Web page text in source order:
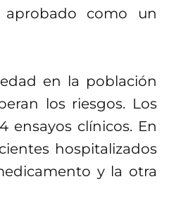
aprobado como un
en la población
los riesgos. Los
ensayos clínicos. En
hospitalizados
y la otra